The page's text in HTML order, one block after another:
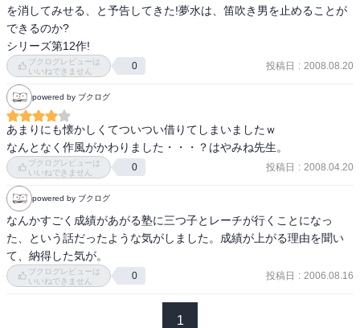
を消してみせる、と予告してきた!夢水は、笛吹き男を止めることが
できるのか?
シリーズ第12作!
ブクログレビューは
いいねできません
0 投稿日 : 2008.08.20
powered by ブクログ
あまりにも懐かしくてついつい借りてしまいましたｗ
なんとなく作風がかわりました・・・？はやみね先生。
ブクログレビューは
いいねできません
0 投稿日 : 2008.04.20
powered by ブクログ
なんかすごく成績があがる塾に三つ子とレーチが行くことになっ
た、という話だったような気がしました。成績が上がる理由を聞い
て、納得した気が。
ブクログレビューは
いいねできません
0 投稿日 : 2006.08.16
1